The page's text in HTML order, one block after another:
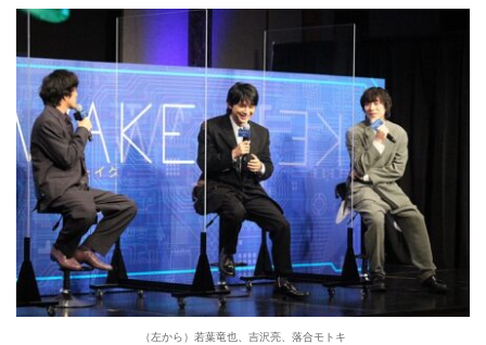
（左から）若葉竜也、吉沢亮、落合モトキ